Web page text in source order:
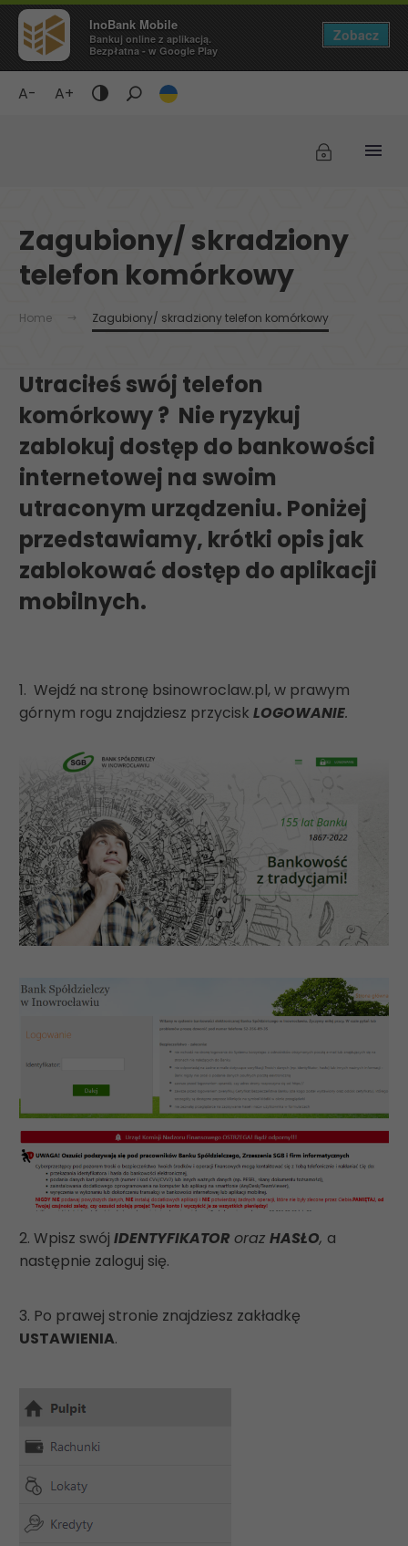
InoBank Mobile
Bankuj online z aplikacją.
Bezpłatna - w Google Play
Zobacz
A- A+
Tryb
żółty
tekst
Zagubiony/ skradziony
telefon komórkowy
Home Zagubiony/ skradziony telefon komórkowy
Utraciłeś swój telefon
komórkowy ? Nie ryzykuj
zablokuj dostęp do bankowości
internetowej na swoim
utraconym urządzeniu. Poniżej
przedstawiamy, krótki opis jak
zablokować dostęp do aplikacji
mobilnych.
1. Wejdź na stronę bsinowroclaw.pl, w prawym
górnym rogu znajdziesz przycisk LOGOWANIE.
2. Wpisz swój IDENTYFIKATOR oraz HASŁO, a
następnie zaloguj się.
3. Po prawej stronie znajdziesz zakładkę
USTAWIENIA.